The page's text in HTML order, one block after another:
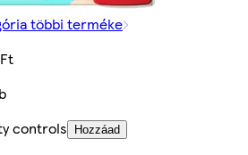
többi terméke
controls
Hozzáad